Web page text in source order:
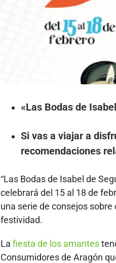
«Las Bodas de
Si vas a viajar a
recomendaciones
“Las Bodas de Isabel de
celebrará del 15 al 18 de
una serie de consejos
festividad.
La fiesta de los amantes
Consumidores de Aragón